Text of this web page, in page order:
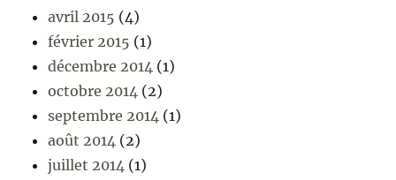
avril 2015 (4)
février 2015 (1)
décembre 2014 (1)
octobre 2014 (2)
septembre 2014 (1)
août 2014 (2)
juillet 2014 (1)